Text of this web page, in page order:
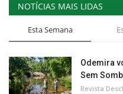
NOTÍCIAS MAIS LIDAS
Esta Semana
Odemira
Sem
Revista